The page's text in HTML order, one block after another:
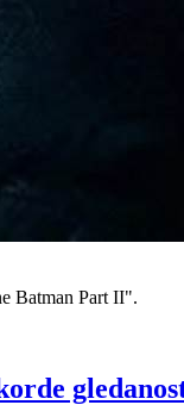
Batman Part II".